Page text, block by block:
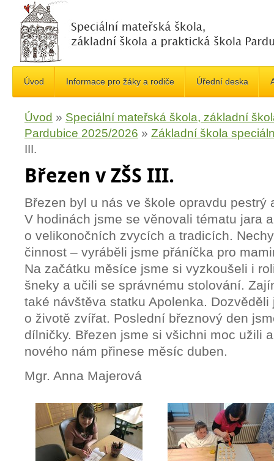
Úvod Informace pro žáky a rodiče Úřední deska
Úvod » Speciální mateřská škola, základní
Pardubice 2025/2026 » Základní škola
III.
Březen v ZŠS III.
Březen byl u nás ve škole opravdu pestrý
V hodinách jsme se věnovali tématu jara
o velikonočních zvycích a tradicích.
činnost – vyráběli jsme přáníčka pro
Na začátku měsíce jsme si vyzkoušeli i
šneky a učili se správnému stolování.
také návštěva statku Apolenka.
o životě zvířat. Poslední březnový den
dílničky. Březen jsme si všichni moc užili
nového nám přinese měsíc duben.
Mgr. Anna Majerová